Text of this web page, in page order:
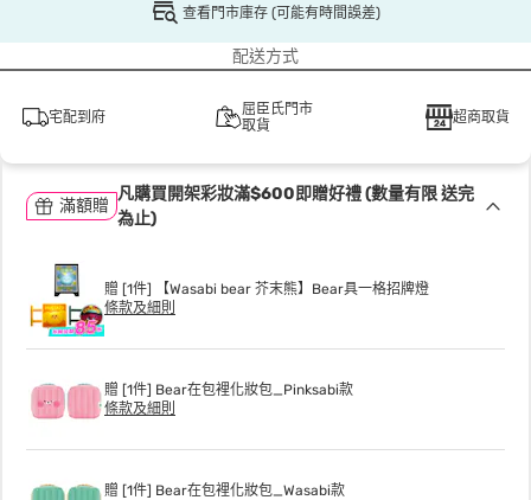
查看門市庫存 (可能有時間誤差)
配送方式
宅配到府
屈臣氏門市
取貨
超商取貨
滿額贈
凡購買開架彩妝滿$600即贈好禮 (數量有限 送完
為止)
贈 [1件] 【Wasabi bear 芥末熊】Bear具一格招牌燈
條款及細則
贈 [1件] Bear在包裡化妝包_Pinksabi款
條款及細則
贈 [1件] Bear在包裡化妝包_Wasabi款